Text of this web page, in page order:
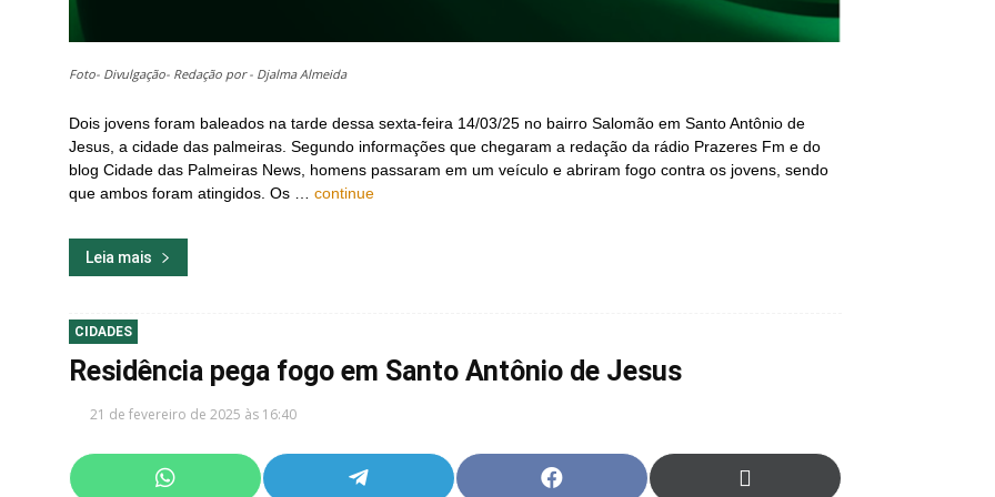
Foto- Divulgação- Redação por - Djalma Almeida
Dois jovens foram baleados na tarde dessa sexta-feira 14/03/25 no bairro Salomão em Santo Antônio de
Jesus, a cidade das palmeiras. Segundo informações que chegaram a redação da rádio Prazeres Fm e do
blog Cidade das Palmeiras News, homens passaram em um veículo e abriram fogo contra os jovens, sendo
que ambos foram atingidos. Os … continue
Leia mais
CIDADES
Residência pega fogo em Santo Antônio de Jesus
21 de fevereiro de 2025 às 16:40
Share
Share
Share
Share